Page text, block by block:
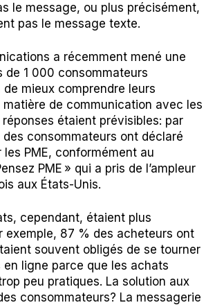
le message, ou plus précisément,
pas le message texte.
a récemment mené une
de 1 000 consommateurs
de mieux comprendre leurs
de communication avec les
réponses étaient prévisibles: par
consommateurs ont déclaré
PME, conformément au
PME » qui a pris de l’ampleur
aux États-Unis.
cependant, étaient plus
exemple, 87 % des acheteurs ont
souvent obligés de se tourner
ligne parce que les achats
peu pratiques. La solution aux
consommateurs? La messagerie